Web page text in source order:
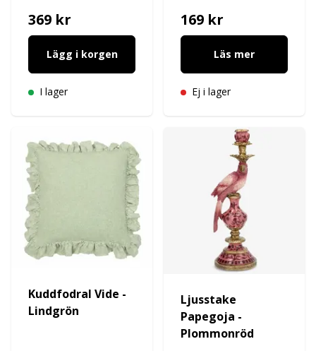
369 kr
Lägg i korgen
I lager
169 kr
Läs mer
Ej i lager
Kuddfodral Vide -
Lindgrön
Ljusstake
Papegoja -
Plommonröd